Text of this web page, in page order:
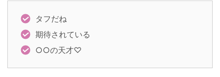
タフだね
期待されている
○○の天才♡